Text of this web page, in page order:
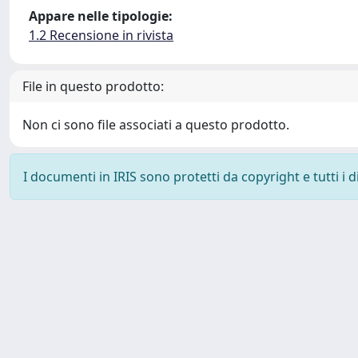
Appare nelle tipologie:
1.2 Recensione in rivista
File in questo prodotto:
Non ci sono file associati a questo prodotto.
I documenti in IRIS sono protetti da copyright e tutti i